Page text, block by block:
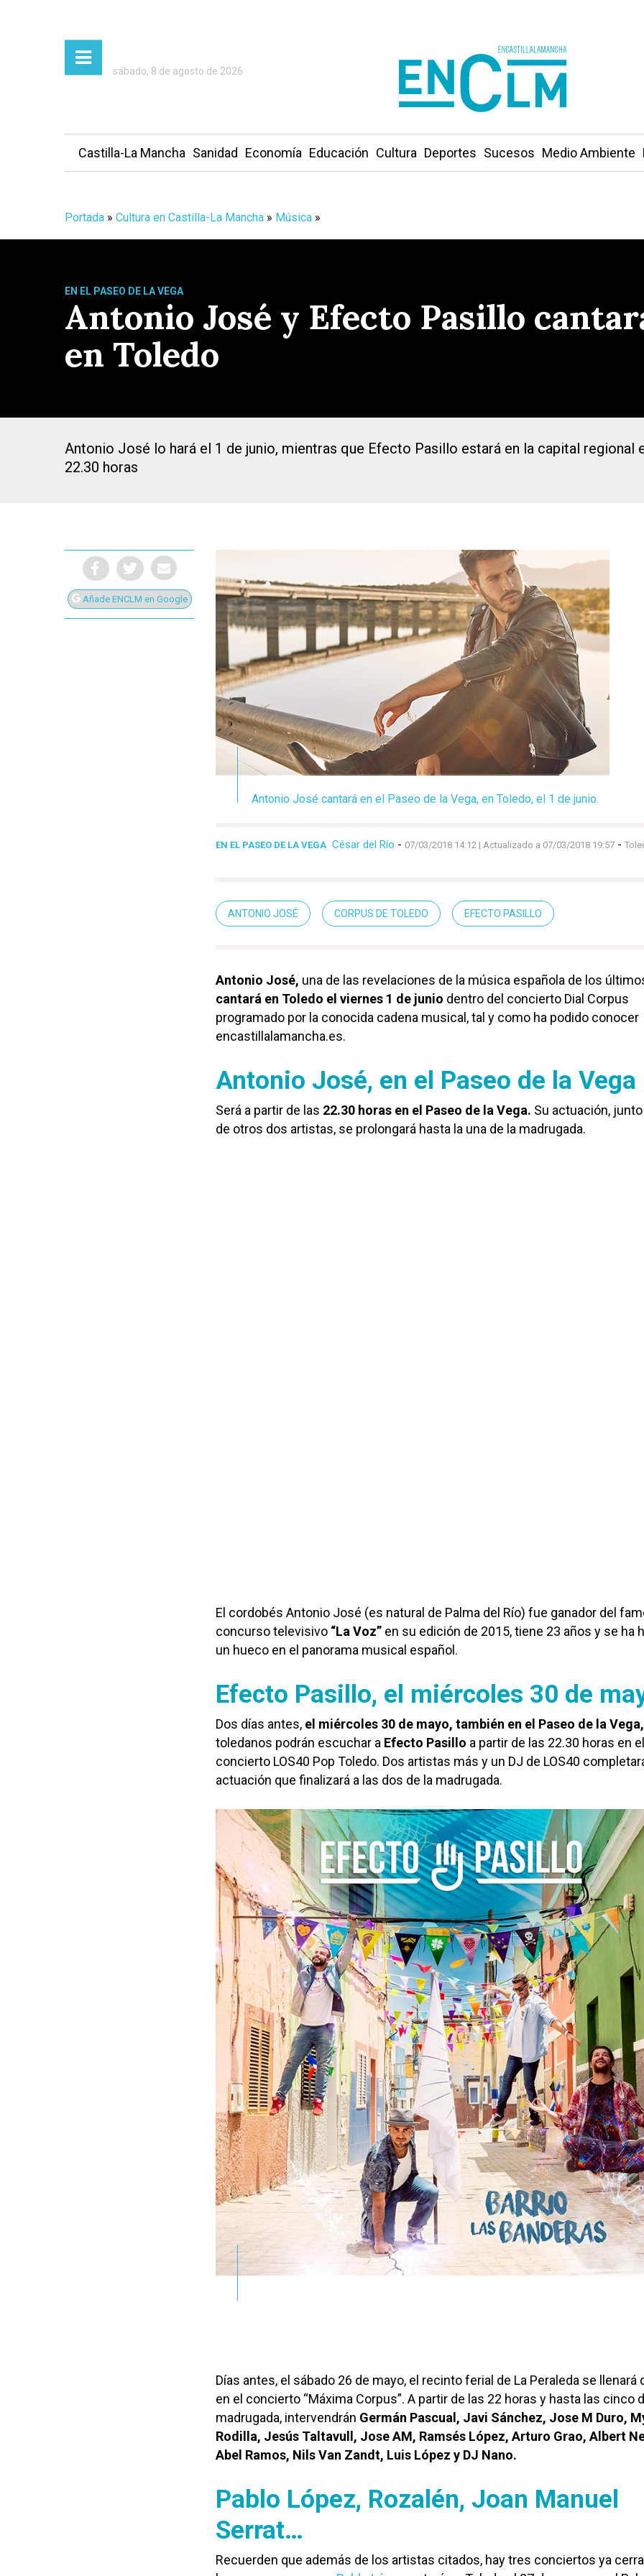
Presiona Intro para buscar o ESC para cerrar
sábado, 8 de agosto de 2026
Castilla-La Mancha Sanidad Economía Educación Cultura Deportes Sucesos Medio Ambiente
Portada » Cultura en Castilla-La Mancha » Música »
EN EL PASEO DE LA VEGA
Antonio José y Efecto Pasillo
en Toledo
Antonio José lo hará el 1 de junio, mientras que Efecto Pasillo estará en la capital regional
22.30 horas
Añade ENCLM en Google
Antonio José cantará en el Paseo de la Vega, en Toledo, el 1 de junio.
EN EL PASEO DE LA VEGA César del Río - 07/03/2018 14:12 | Actualizado a 07/03/2018 19:57 -
ANTONIO JOSÉ CORPUS DE TOLEDO EFECTO PASILLO
Antonio José, una de las revelaciones de la música española de los
cantará en Toledo el viernes 1 de junio dentro del concierto Dial Corpus
programado por la conocida cadena musical, tal y como ha podido conocer
encastillalamancha.es.
Antonio José, en el Paseo de la Vega
Será a partir de las 22.30 horas en el Paseo de la Vega. Su actuación,
de otros dos artistas, se prolongará hasta la una de la madrugada.
El cordobés Antonio José (es natural de Palma del Río) fue ganador del
concurso televisivo “La Voz” en su edición de 2015, tiene 23 años y se ha
un hueco en el panorama musical español.
Efecto Pasillo, el miércoles 30 de
Dos días antes, el miércoles 30 de mayo, también en el Paseo de la Vega,
toledanos podrán escuchar a Efecto Pasillo a partir de las 22.30 horas en el
concierto LOS40 Pop Toledo. Dos artistas más y un DJ de LOS40
actuación que finalizará a las dos de la madrugada.
Días antes, el sábado 26 de mayo, el recinto ferial de La Peraleda se llenará
en el concierto “Máxima Corpus”. A partir de las 22 horas y hasta las cinco
madrugada, intervendrán Germán Pascual, Javi Sánchez, Jose M Duro,
Rodilla, Jesús Taltavull, Jose AM, Ramsés López, Arturo Grao, Albert
Abel Ramos, Nils Van Zandt, Luis López y DJ Nano.
Pablo López, Rozalén, Joan Manuel
Serrat…
Recuerden que además de los artistas citados, hay tres conciertos ya